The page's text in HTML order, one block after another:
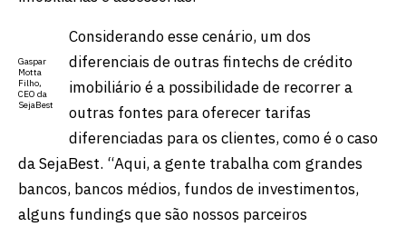
Gaspar
Motta
Filho,
CEO da
SejaBest
Considerando esse cenário, um dos
diferenciais de outras fintechs de crédito
imobiliário é a possibilidade de recorrer a
outras fontes para oferecer tarifas
diferenciadas para os clientes, como é o caso
da SejaBest. “Aqui, a gente trabalha com grandes
bancos, bancos médios, fundos de investimentos,
alguns fundings que são nossos parceiros